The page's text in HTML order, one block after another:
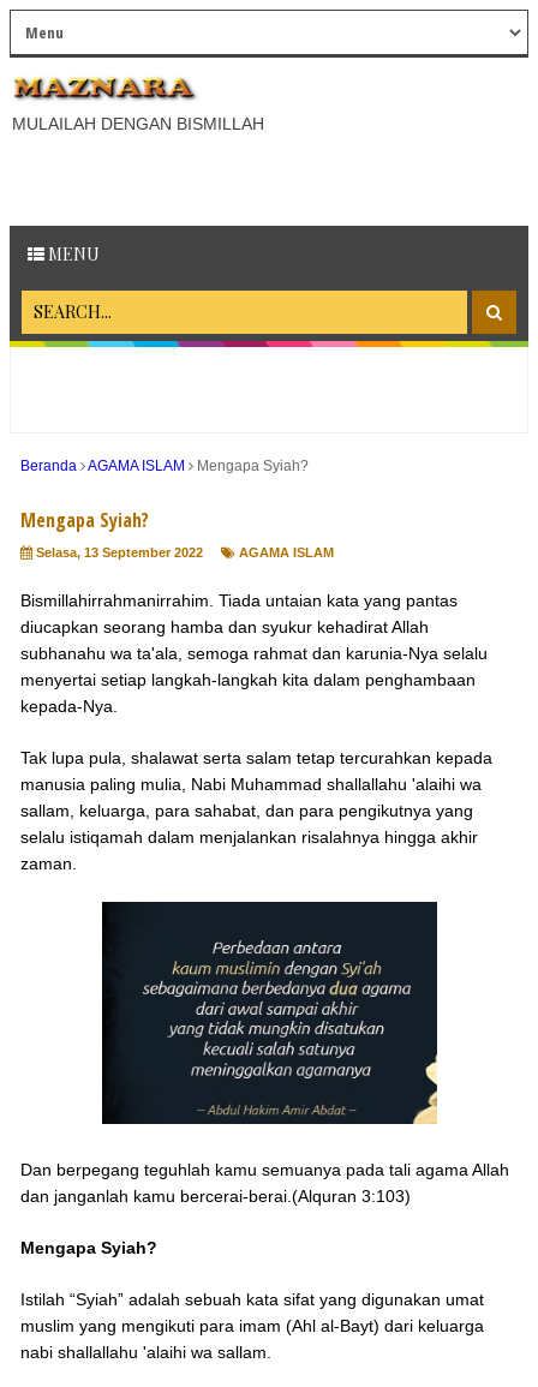
MULAILAH DENGAN BISMILLAH
MENU
Beranda AGAMA ISLAM Mengapa Syiah?
Mengapa Syiah?
Selasa, 13 September 2022 AGAMA ISLAM
Bismillahirrahmanirrahim. Tiada untaian kata yang pantas
diucapkan seorang hamba dan syukur kehadirat Allah
subhanahu wa ta'ala, semoga rahmat dan karunia-Nya selalu
menyertai setiap langkah-langkah kita dalam penghambaan
kepada-Nya.
Tak lupa pula, shalawat serta salam tetap tercurahkan kepada
manusia paling mulia, Nabi Muhammad shallallahu 'alaihi wa
sallam, keluarga, para sahabat, dan para pengikutnya yang
selalu istiqamah dalam menjalankan risalahnya hingga akhir
zaman.
Dan berpegang teguhlah kamu semuanya pada tali agama Allah
dan janganlah kamu bercerai-berai.(Alquran 3:103)
Mengapa Syiah?
Istilah “Syiah” adalah sebuah kata sifat yang digunakan umat
muslim yang mengikuti para imam (Ahl al-Bayt) dari keluarga
nabi shallallahu 'alaihi wa sallam.